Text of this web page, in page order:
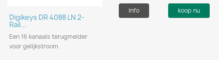
Digikeys DR 4088 LN 2-
Rail...
Een 16 kanaals terugmelder
voor gelijkstroom.
Info koop nu